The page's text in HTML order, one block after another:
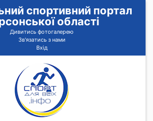
спортивний портал
області
Дивитись фотогалерею
Зв'язатись з нами
Вхід